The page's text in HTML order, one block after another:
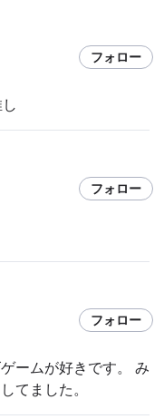
フォロー
フォロー
フォロー
ームが好きです。 み
てました。